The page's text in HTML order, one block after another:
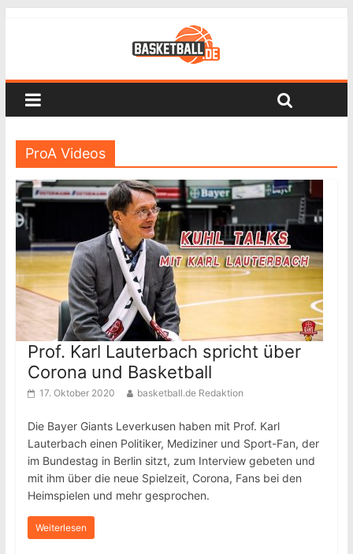
ProA Videos
Prof. Karl Lauterbach spricht über
Corona und Basketball
17. Oktober 2020 basketball.de Redaktion
Die Bayer Giants Leverkusen haben mit Prof. Karl
Lauterbach einen Politiker, Mediziner und Sport-Fan, der
im Bundestag in Berlin sitzt, zum Interview gebeten und
mit ihm über die neue Spielzeit, Corona, Fans bei den
Heimspielen und mehr gesprochen.
Weiterlesen